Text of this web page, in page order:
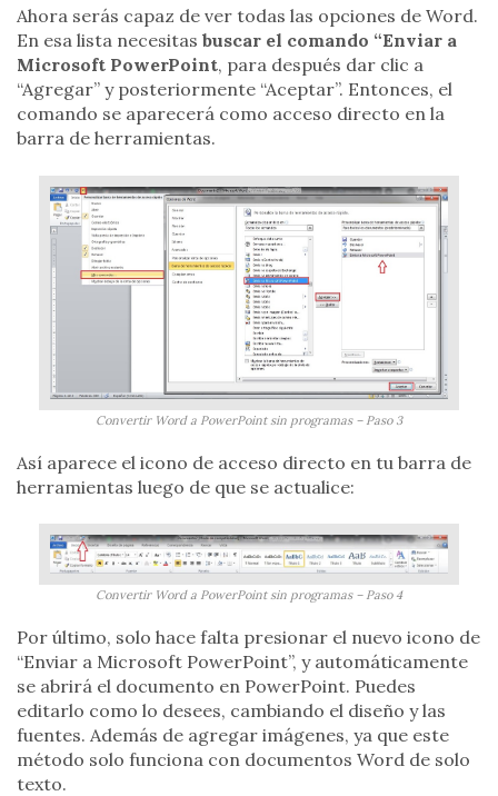
Ahora serás capaz de ver todas las opciones de Word.
En esa lista necesitas buscar el comando “Enviar a
Microsoft PowerPoint, para después dar clic a
“Agregar” y posteriormente “Aceptar”. Entonces, el
comando se aparecerá como acceso directo en la
barra de herramientas.
Convertir Word a PowerPoint sin programas – Paso 3
Así aparece el icono de acceso directo en tu barra de
herramientas luego de que se actualice:
Convertir Word a PowerPoint sin programas – Paso 4
Por último, solo hace falta presionar el nuevo icono de
“Enviar a Microsoft PowerPoint”, y automáticamente
se abrirá el documento en PowerPoint. Puedes
editarlo como lo desees, cambiando el diseño y las
fuentes. Además de agregar imágenes, ya que este
método solo funciona con documentos Word de solo
texto.